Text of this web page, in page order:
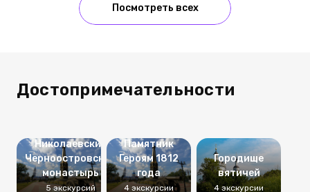
Посмотреть всех
Достопримечательности
Николаевский
Черноостровский
монастырь
5 экскурсий
Памятник
Героям 1812
года
4 экскурсии
Городище
вятичей
4 экскурсии